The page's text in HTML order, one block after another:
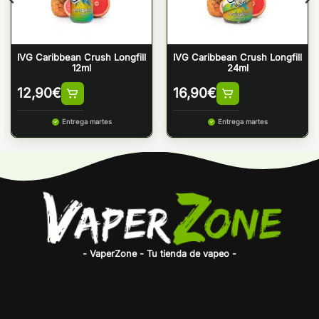
IVG Caribbean Crush Longfill
12ml
12,90€
Entrega martes
IVG Caribbean Crush Longfill
24ml
16,90€
Entrega martes
- VaperZone - Tu tienda de vapeo -